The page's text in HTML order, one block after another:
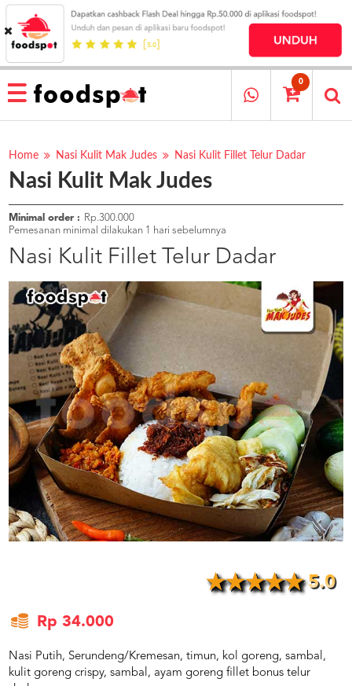
HOME
MENU
RESTAURANT
PESAN
OUR
COMPANY
KATA
MEREKA
KATALOG
LOYALTY
PROGRAM
FAQ
ABOUT
US
CATERERS
BLOG
TERMS
&
CONDITIONS
CALL
CENTER
021
5091
3494
0
Home Nasi Kulit Mak Judes Nasi Kulit Fillet Telur Dadar
Nasi Kulit Mak Judes
Minimal order :
Rp.300.000
Pemesanan minimal dilakukan 1 hari sebelumnya
Nasi Kulit Fillet Telur Dadar
5.0
Rp 34.000
Nasi Putih, Serundeng/Kremesan, timun, kol goreng, sambal,
kulit goreng crispy, sambal, ayam goreng fillet bonus telur